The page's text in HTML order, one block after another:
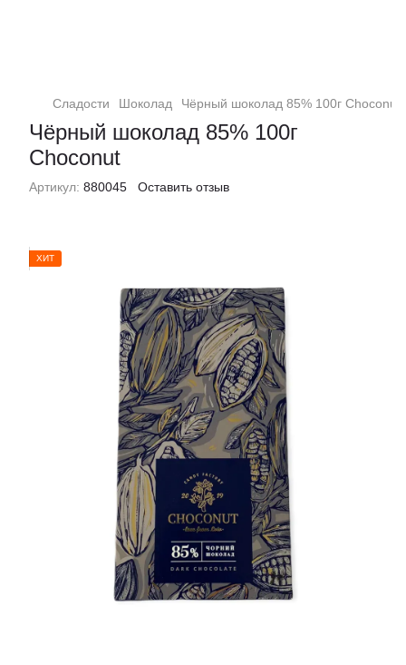
Сладости Шоколад Чёрный шоколад 85% 100г Choconut
Чёрный шоколад 85% 100г
Choconut
Артикул: 880045 Оставить отзыв
ХИТ